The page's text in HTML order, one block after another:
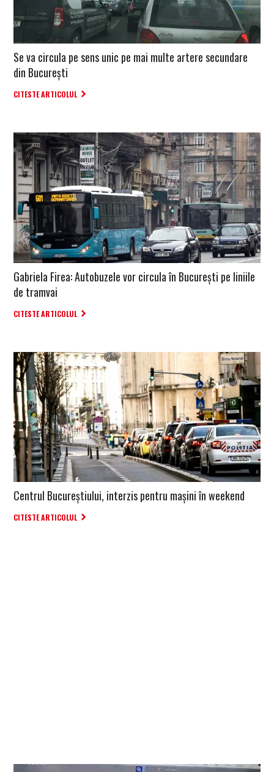
Se va circula pe sens unic pe mai multe artere secundare
din București
CITESTE ARTICOLUL
Gabriela Firea: Autobuzele vor circula în București pe liniile
de tramvai
CITESTE ARTICOLUL
Centrul Bucureștiului, interzis pentru mașini în weekend
CITESTE ARTICOLUL